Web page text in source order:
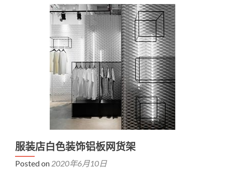
服装店白色装饰铝板网货架
Posted on 2020年6月10日